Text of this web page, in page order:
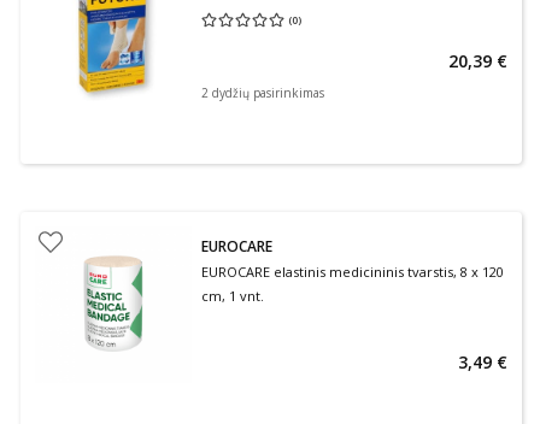
(0)
Vidutinis įvertinimas 0.00
20,39 €
2 dydžių pasirinkimas
EUROCARE
EUROCARE elastinis medicininis tvarstis, 8 x 120
cm, 1 vnt.
3,49 €